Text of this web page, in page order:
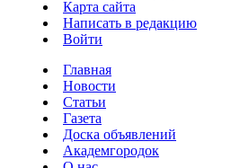
Карта сайта
Написать в редакцию
Войти
Главная
Новости
Статьи
Газета
Доска объявлений
Академгородок